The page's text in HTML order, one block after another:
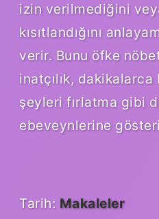
izin verilmediğini
kısıtlandığını
verir. Bunu öfke
inatçılık,
şeyleri fırlatma gibi
ebeveynlerine
Tarih: Makaleler